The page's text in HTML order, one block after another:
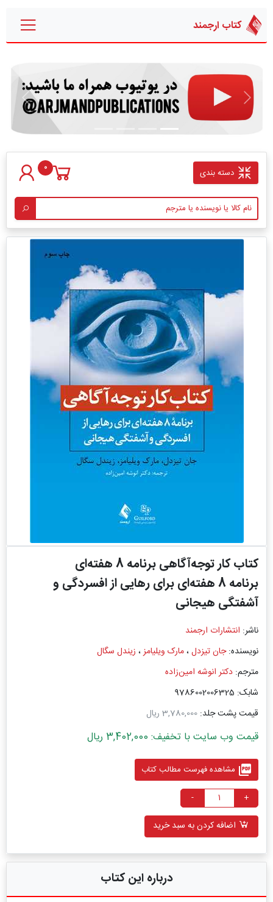
کتاب ارجمند
قبلی بعدی
دسته بندی 0
کتاب کار توجه‌آگاهی برنامه 8 هفته‌ای
برنامه 8 هفته‌ای برای رهایی از افسردگی و
آشفتگی هیجانی
ناشر: انتشارات ارجمند
نویسنده:جان تیزدل،مارک ویلیامز، زیندل سگال
مترجم: دکتر انوشه امین‌زاده
شابک: 9786002006325
قیمت پشت جلد: 3,780,000 ریال
قیمت وب سایت با تخفیف: 3,402,000 ریال
picture_as_pdf مشاهده فهرست مطالب کتاب
+
-
اضافه کردن به سبد خرید
درباره این کتاب